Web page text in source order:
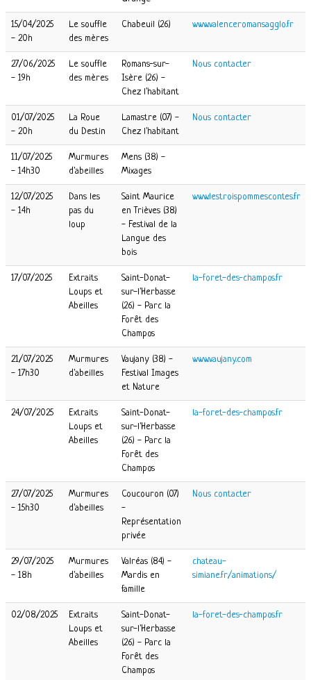
15/04/2025
- 20h
Le souffle
des mères
Chabeuil (26) www.valenceromansagglo.fr
27/06/2025
- 19h
Le souffle
des mères
Romans-sur-
Isère (26) -
Chez l'habitant
Nous contacter
01/07/2025
- 20h
La Roue
du Destin
Lamastre (07) -
Chez l'habitant
Nous contacter
11/07/2025
- 14h30
Murmures
d'abeilles
Mens (38) -
Mixages
12/07/2025
- 14h
Dans les
pas du
loup
Saint Maurice
en Trièves (38)
- Festival de la
Langue des
bois
www.lestroispommescontes.fr
17/07/2025
Extraits
Loups et
Abeilles
Saint-Donat-
sur-l'Herbasse
(26) - Parc la
Forêt des
Champos
la-foret-des-champos.fr
21/07/2025
- 17h30
Murmures
d'abeilles
Vaujany (38) -
Festival Images
et Nature
www.vaujany.com
24/07/2025
Extraits
Loups et
Abeilles
Saint-Donat-
sur-l'Herbasse
(26) - Parc la
Forêt des
Champos
la-foret-des-champos.fr
27/07/2025
- 15h30
Murmures
d'abeilles
Coucouron (07)
-
Représentation
privée
Nous contacter
29/07/2025
- 18h
Murmures
d'abeilles
Valréas (84) -
Mardis en
famille
chateau-
simiane.fr/animations/
02/08/2025
Extraits
Loups et
Abeilles
Saint-Donat-
sur-l'Herbasse
(26) - Parc la
Forêt des
Champos
la-foret-des-champos.fr